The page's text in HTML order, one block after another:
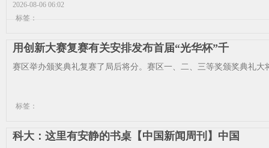
2026-08-06 06:02
标签：
用创新大赛复赛有关安排发布首届“光华杯”千
赛区举办颁奖典礼复赛了局后将分。赛区一、二、三等奖颁奖典礼
标签：
科大：这里有安静的书桌【中国新闻周刊】中国